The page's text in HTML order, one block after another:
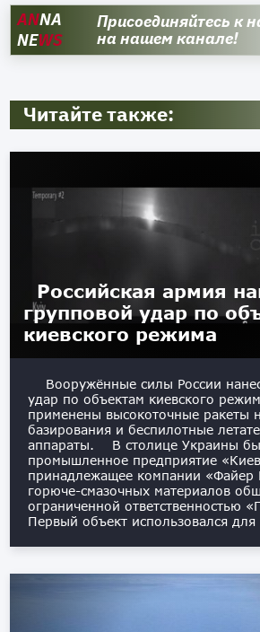
ANNA
NEWS
Присоединяйтесь к
на нашем канале!
Читайте также:
Российская армия
групповой удар по
киевского режима
Вооружённые силы России
удар по объектам киевского
применены высокоточные ракеты
базирования и беспилотные
аппараты. В столице Украины
промышленное предприятие
принадлежащее компании «Файер
горюче-смазочных материалов
ограниченной ответственностью
Первый объект использовался для